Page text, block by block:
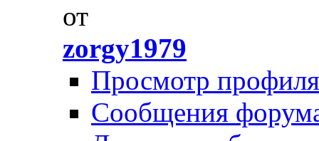
от
zorgy1979
Просмотр профиля
Сообщения